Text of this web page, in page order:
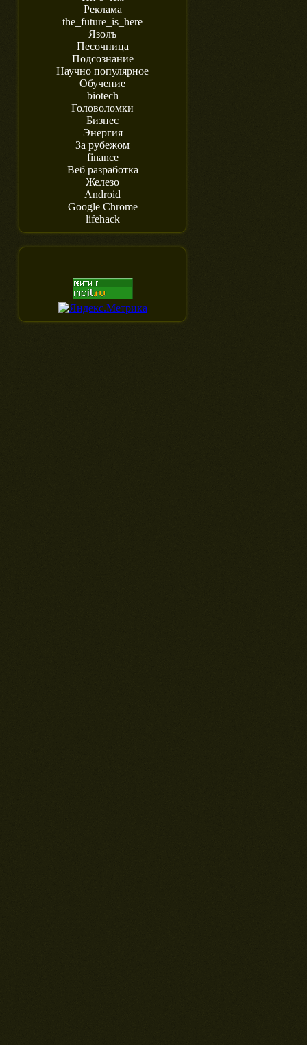
Реклама
the_future_is_here
Язолъ
Песочница
Подсознание
Научно популярное
Обучение
biotech
Головоломки
Бизнес
Энергия
За рубежом
finance
Веб разработка
Железо
Android
Google Chrome
lifehack